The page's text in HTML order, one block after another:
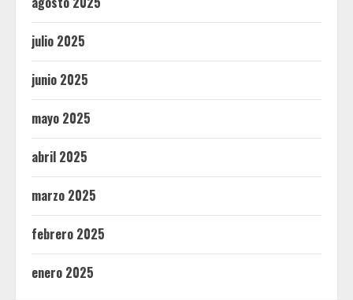
julio 2025
junio 2025
mayo 2025
abril 2025
marzo 2025
febrero 2025
enero 2025